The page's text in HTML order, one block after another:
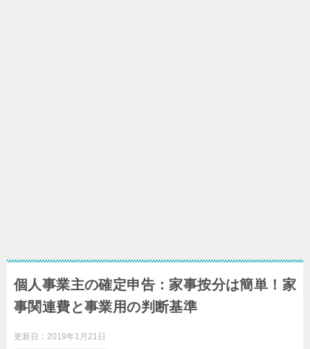
個人事業主の確定申告：家事按分は簡単！家
事関連費と事業用の判断基準
更新日： 2019年1月21日